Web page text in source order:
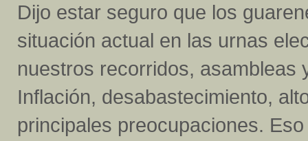
Dijo estar seguro que los
situación actual en las urnas
nuestros recorridos, asambleas
Inflación, desabastecimiento,
principales preocupaciones.